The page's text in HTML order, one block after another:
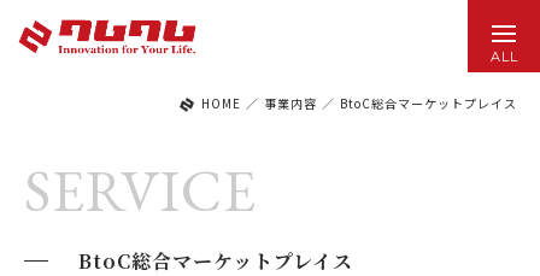
ALL
HOME ／ 事業内容 ／ BtoC総合マーケットプレイス
SERVICE
BtoC総合マーケットプレイス